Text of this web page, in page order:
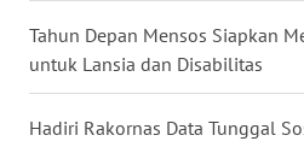
Tahun Depan Mensos Siapkan
untuk Lansia dan Disabilitas
Hadiri Rakornas Data Tunggal
WN
DEPOK
WN